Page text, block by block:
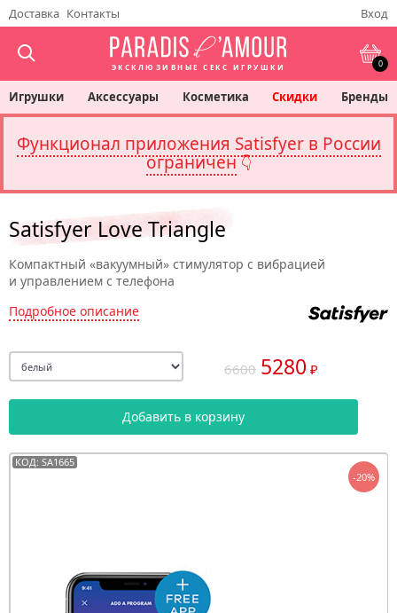
Доставка Контакты Вход
ЭКСКЛЮЗИВНЫЕ СЕКС ИГРУШКИ 0
Игрушки Аксессуары Косметика Скидки Бренды
Функционал приложения Satisfyer в России
ограничен 👇
Satisfyer Love Triangle
Компактный «вакуумный» стимулятор с вибрацией
и управлением с телефона
Подробное описание
6600 5280 ₽
Добавить в корзину
КОД: SA1665
-20%